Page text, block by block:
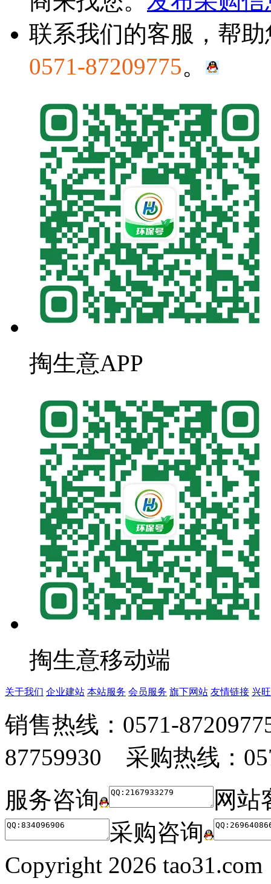
联系我们的客服，帮
0571-87209775。
掏生意APP
掏生意移动端
关于我们 企业建站 本站服务 会员服务 旗下网站 友情链接 兴
销售热线：0571-
87759930 采购热线：
服务咨询
网站
采购咨询
Copyright 2026